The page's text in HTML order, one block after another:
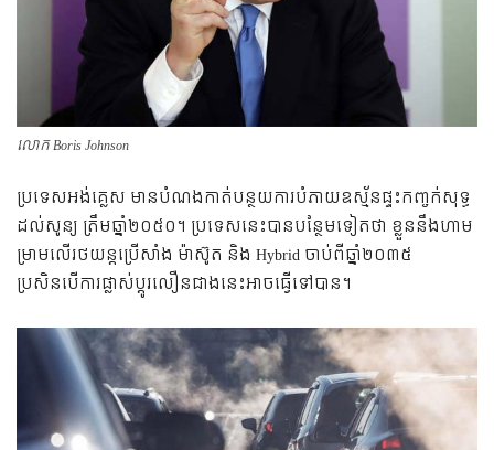
លោក Boris Johnson
ប្រទេសអង់គ្លេស មានបំណងកាត់បន្ថយការបំភាយឧស្ម័នផ្ទះកញ្ចក់សុទ្ធ
ដល់សូន្យ ត្រឹមឆ្នាំ២០៥០។ ប្រទេសនេះបានបន្ថែមទៀតថា ខ្លួននឹងហាម
ម្រាមលើរថយន្តប្រើសាំង ម៉ាស៊ូត និង Hybrid ចាប់ពីឆ្នាំ២០៣៥
ប្រសិនបើការផ្លាស់ប្តូរលឿនជាងនេះអាចធ្វើទៅបាន។